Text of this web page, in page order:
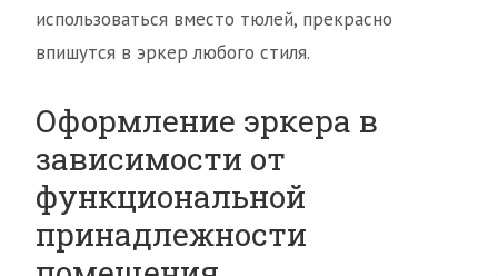
использоваться вместо тюлей, прекрасно
впишутся в эркер любого стиля.
Оформление эркера в
зависимости от
функциональной
принадлежности